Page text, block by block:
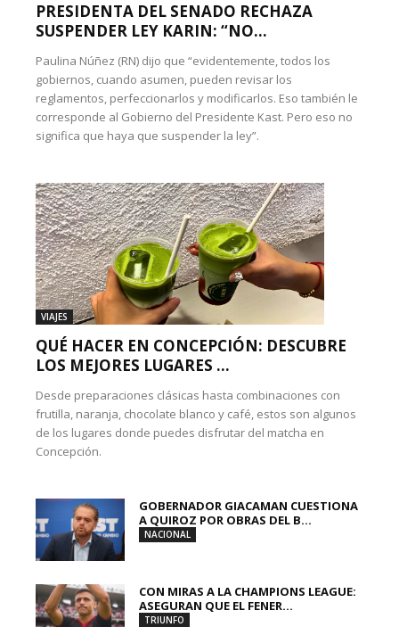
PRESIDENTA DEL SENADO RECHAZA
SUSPENDER LEY KARIN: “NO...
Paulina Núñez (RN) dijo que “evidentemente, todos los
gobiernos, cuando asumen, pueden revisar los
reglamentos, perfeccionarlos y modificarlos. Eso también le
corresponde al Gobierno del Presidente Kast. Pero eso no
significa que haya que suspender la ley”.
VIAJES
QUÉ HACER EN CONCEPCIÓN: DESCUBRE
LOS MEJORES LUGARES ...
Desde preparaciones clásicas hasta combinaciones con
frutilla, naranja, chocolate blanco y café, estos son algunos
de los lugares donde puedes disfrutar del matcha en
Concepción.
GOBERNADOR GIACAMAN CUESTIONA
A QUIROZ POR OBRAS DEL B...
NACIONAL
CON MIRAS A LA CHAMPIONS LEAGUE:
ASEGURAN QUE EL FENER...
TRIUNFO